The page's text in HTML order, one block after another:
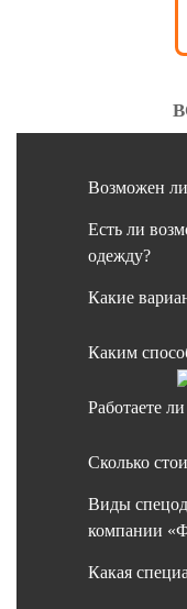
Возможен
Есть ли
одежду?
Какие
Каким
Работаете
Сколько
Виды
компании
Какая